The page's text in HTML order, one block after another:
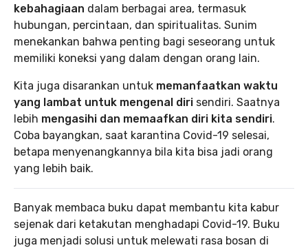
kebahagiaan dalam berbagai area, termasuk
hubungan, percintaan, dan spiritualitas. Sunim
menekankan bahwa penting bagi seseorang untuk
memiliki koneksi yang dalam dengan orang lain.
Kita juga disarankan untuk memanfaatkan waktu
yang lambat untuk mengenal diri sendiri. Saatnya
lebih mengasihi dan memaafkan diri kita sendiri.
Coba bayangkan, saat karantina Covid-19 selesai,
betapa menyenangkannya bila kita bisa jadi orang
yang lebih baik.
Banyak membaca buku dapat membantu kita kabur
sejenak dari ketakutan menghadapi Covid-19. Buku
juga menjadi solusi untuk melewati rasa bosan di